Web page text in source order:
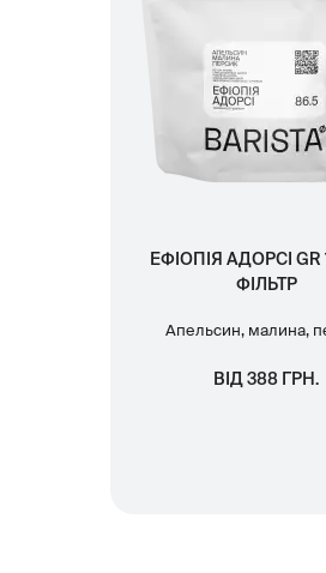
ЕФІОПІЯ АДОРСІ GR
ФІЛЬТР
Апельсин, малина,
ВІД 388 ГРН.